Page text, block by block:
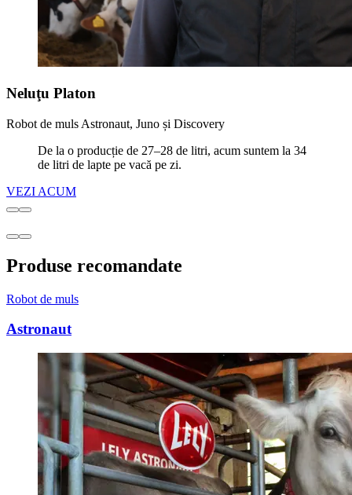
Neluţu Platon
Robot de muls Astronaut, Juno și Discovery
De la o producție de 27–28 de litri, acum suntem la 34
de litri de lapte pe vacă pe zi.
VEZI ACUM
Produse recomandate
Robot de muls
Astronaut